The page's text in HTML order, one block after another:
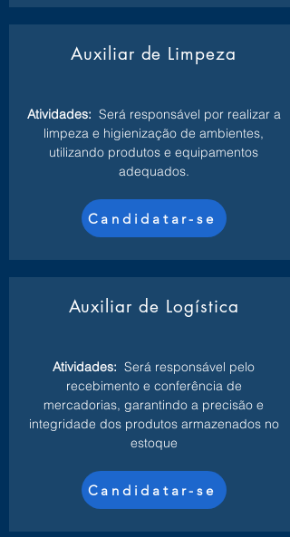
Auxiliar de Limpeza
Atividades: Será responsável por realizar a
limpeza e higienização de ambientes,
utilizando produtos e equipamentos
adequados.
Candidatar-se
Auxiliar de Logística
Atividades: Será responsável pelo
recebimento e conferência de
mercadorias, garantindo a precisão e
integridade dos produtos armazenados no
estoque
Candidatar-se